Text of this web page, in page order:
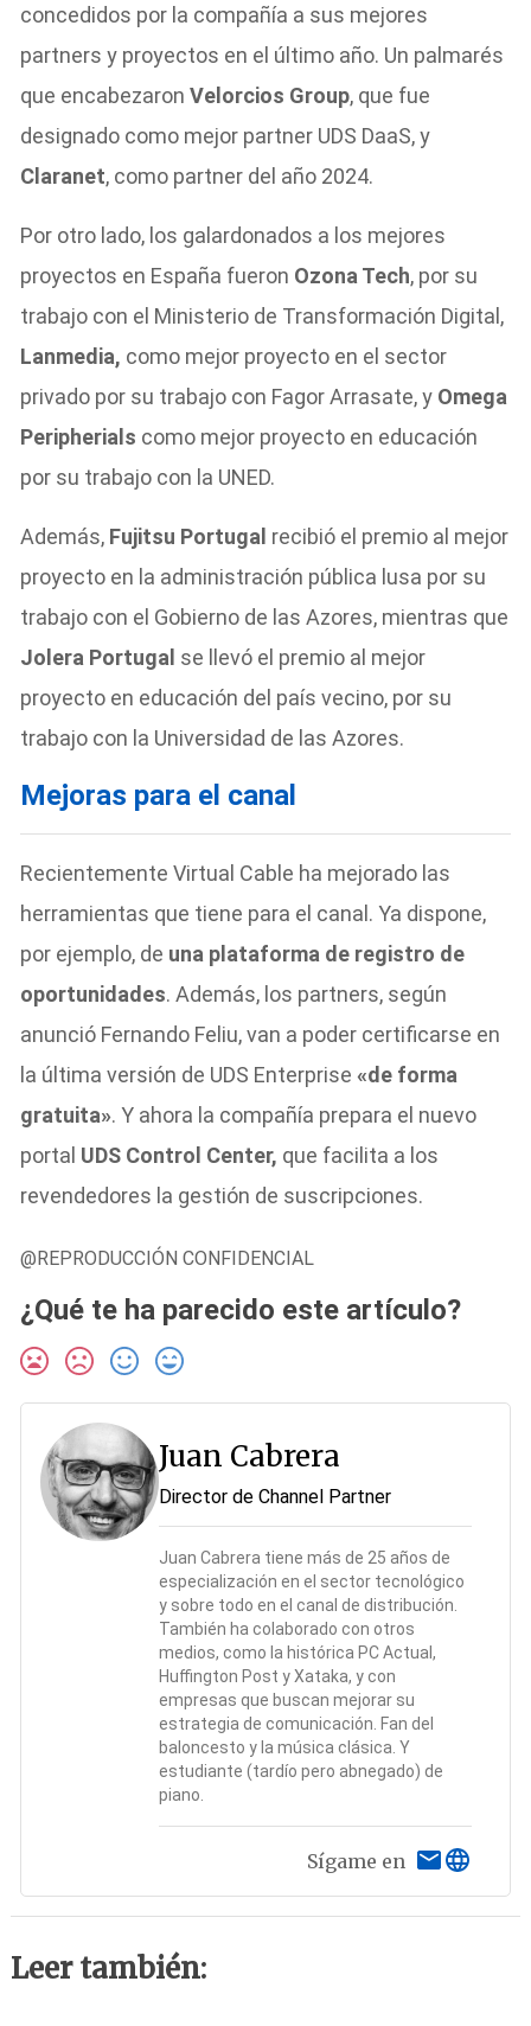
concedidos por la compañía a sus mejores
partners y proyectos en el último año. Un palmarés
que encabezaronVelorcios Group, que fue
designado como mejor partner UDS DaaS, y
Claranet, como partner del año 2024.
Por otro lado, los galardonados a los mejores
proyectos en España fueron Ozona Tech, por su
trabajo con el Ministerio de Transformación Digital,
Lanmedia, como mejor proyecto en el sector
privado por su trabajo con Fagor Arrasate, y Omega
Peripherials como mejor proyecto en educación
por su trabajo con la UNED.
Además, Fujitsu Portugal recibió el premio al mejor
proyecto en la administración pública lusa por su
trabajo con el Gobierno de las Azores, mientras que
Jolera Portugal se llevó el premio al mejor
proyecto en educación del país vecino, por su
trabajo con la Universidad de las Azores.
Mejoras para el canal
Recientemente Virtual Cable ha mejorado las
herramientas que tiene para el canal. Ya dispone,
por ejemplo, de una plataforma de registro de
oportunidades. Además, los partners, según
anunció Fernando Feliu, van a poder certificarse en
la última versión de UDS Enterprise«de forma
gratuita». Y ahora la compañía prepara el nuevo
portal UDS Control Center, que facilita a los
revendedores la gestión de suscripciones.
@REPRODUCCIÓN CONFIDENCIAL
¿Qué te ha parecido este artículo?
Juan Cabrera
Director de Channel Partner
Juan Cabrera tiene más de 25 años de
especialización en el sector tecnológico
y sobre todo en el canal de distribución.
También ha colaborado con otros
medios, como la histórica PC Actual,
Huffington Post y Xataka, y con
empresas que buscan mejorar su
estrategia de comunicación. Fan del
baloncesto y la música clásica. Y
estudiante (tardío pero abnegado) de
piano.
Sígame en
Leer también: